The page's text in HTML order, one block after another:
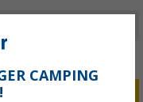
CAMPING